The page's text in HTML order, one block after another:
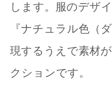
します。服のデザ
『ナチュラル色（
現するうえで素材
クションです。